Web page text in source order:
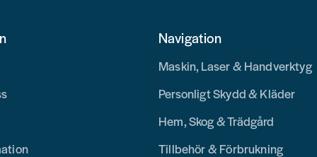
Navigation
Maskin, Laser & Handverktyg
Personligt Skydd & Kläder
Hem, Skog & Trädgård
Tillbehör & Förbrukning